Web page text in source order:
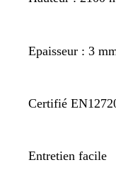
Epaisseur : 3
Certifié
Entretien facile